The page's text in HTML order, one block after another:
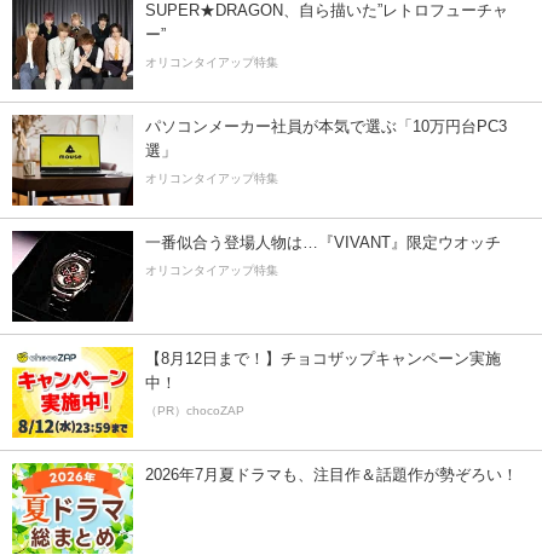
SUPER★DRAGON、自ら描いた”レトロフューチャ
ー”
オリコンタイアップ特集
パソコンメーカー社員が本気で選ぶ「10万円台PC3
選」
オリコンタイアップ特集
一番似合う登場人物は…『VIVANT』限定ウオッチ
オリコンタイアップ特集
【8月12日まで！】チョコザップキャンペーン実施
中！
（PR）chocoZAP
2026年7月夏ドラマも、注目作＆話題作が勢ぞろい！